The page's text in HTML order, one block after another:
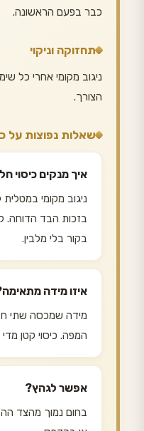
כבר בפעם הראשונה.
תחזוקה וניקוי
ניגוב מקומי אחרי כל
הצורך.
שאלות נפוצות על
איך מנקים כיסוי
ניגוב מקומי
בזכות הבד הדוחה.
בקור בלי מלבין.
איזו מידה
מידה שמכסה שתי
המפה. כיסוי קטן
אפשר לגהץ?
בחום נמוך מהצד